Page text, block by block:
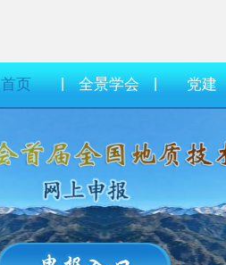
首页 | 全景学会 | 党建